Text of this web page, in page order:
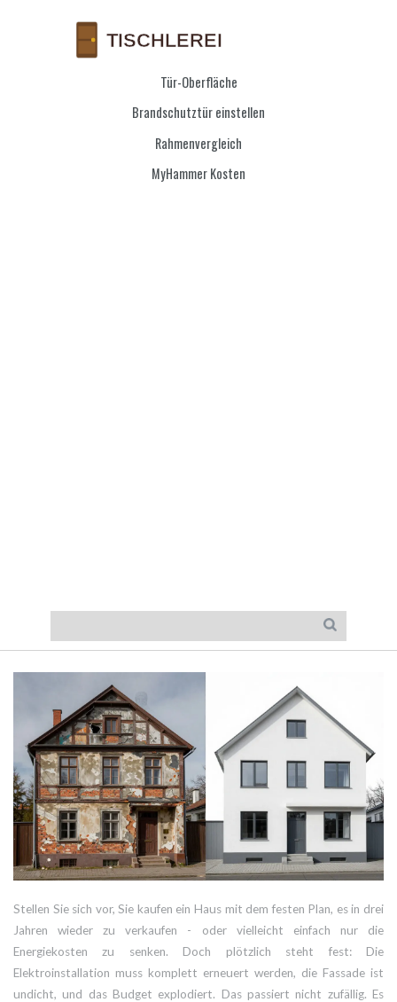
Tür-Oberfläche
Brandschutztür einstellen
Rahmenvergleich
MyHammer Kosten
Stellen Sie sich vor, Sie kaufen ein Haus mit dem festen Plan, es in drei
Jahren wieder zu verkaufen - oder vielleicht einfach nur die
Energiekosten zu senken. Doch plötzlich steht fest: Die
Elektroinstallation muss komplett erneuert werden, die Fassade ist
undicht, und das Budget explodiert. Das passiert nicht zufällig. Es